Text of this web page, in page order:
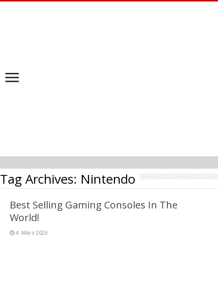
Tag Archives: Nintendo
Best Selling Gaming Consoles In The
World!
4. März 2023